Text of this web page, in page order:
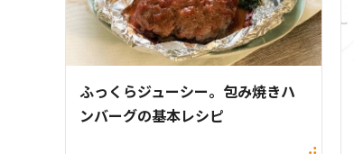
ふっくらジューシー。包み焼きハ
ンバーグの基本レシピ